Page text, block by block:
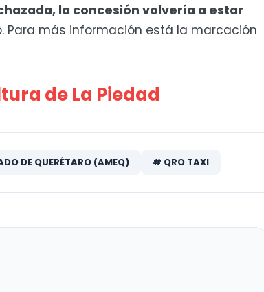
la concesión volvería a estar
Para más información está la marcación
de La Piedad
DE QUERÉTARO (AMEQ) # QRO TAXI